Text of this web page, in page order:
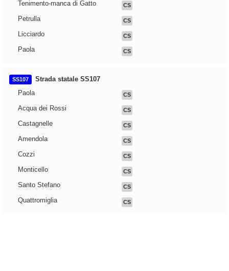
Tenimento-manca di Gatto CS
Petrulla CS
Licciardo CS
Paola CS
SS107
Strada statale SS107
Paola
CS
Acqua dei Rossi CS
Castagnelle CS
Amendola CS
Cozzi CS
Monticello CS
Santo Stefano CS
Quattromiglia CS